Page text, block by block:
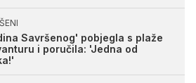
Savršenog' pobjegla s plaže
i poručila: 'Jedna od